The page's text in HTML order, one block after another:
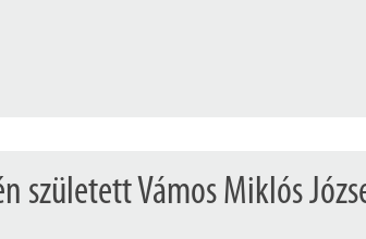
született Vámos Miklós